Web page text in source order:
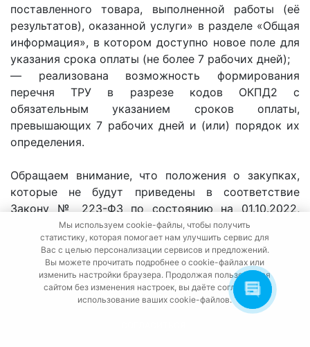
Мы используем cookie-файлы, чтобы получить
статистику, которая помогает нам улучшить сервис для
Вас с целью персонализации сервисов и предложений.
Вы можете прочитать подробнее о cookie-файлах или
изменить настройки браузера. Продолжая пользоваться
сайтом без изменения настроек, вы даёте согласие на
использование ваших cookie-файлов.
поставленного товара, выполненной работы (её
результатов), оказанной услуги» в разделе «Общая
информация», в котором доступно новое поле для
указания срока оплаты (не более 7 рабочих дней);
— реализована возможность формирования
перечня ТРУ в разрезе кодов ОКПД2 с
обязательным указанием сроков оплаты,
превышающих 7 рабочих дней и (или) порядок их
определения.
Обращаем внимание, что положения о закупках,
которые не будут приведены в соответствие
Закону № 223-ФЗ по состоянию на 01.10.2022,
будут считаться неразмещенными в ЕИС,
извещения о закупке будут недоступны к
размещению, а при создании (изменении) позиции
плана закупки будут доступны только способы
закупки по Закону № 44-ФЗ.